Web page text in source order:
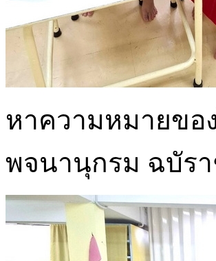
หาความหมายขอ
พจนานุกรม ฉบัร